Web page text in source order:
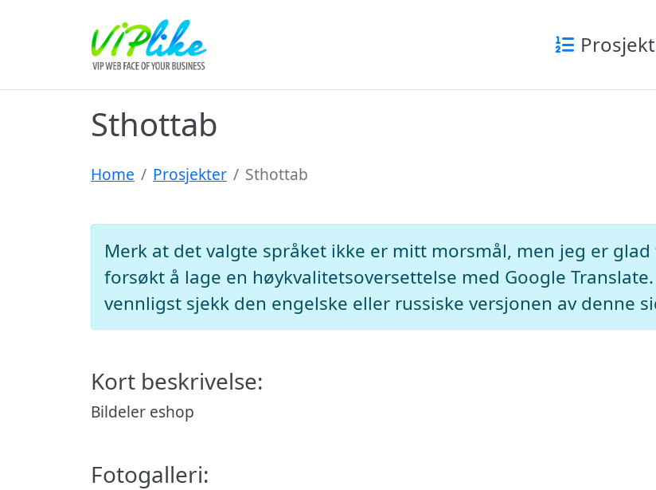
Sthottab
Home Prosjekter Sthottab
Merk at det valgte språket ikke er mitt morsmål, men jeg er
forsøkt å lage en høykvalitetsoversettelse med Google
vennligst sjekk den engelske eller russiske versjonen av denne
Kort beskrivelse:
Bildeler eshop
Fotogalleri: